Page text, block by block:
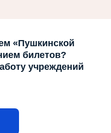
«Пушкинской
билетов?
учреждений